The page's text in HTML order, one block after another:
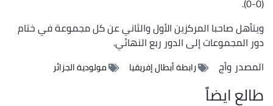
ويتأهل صاحبا المركزين الأول والثاني عن كل مجموعة في ختام
دور المجموعات إلى الدور ربع النهائي.
المصدروأج رابطة أبطال إفريقيا مولودية الجزائر
طالع ايضاً